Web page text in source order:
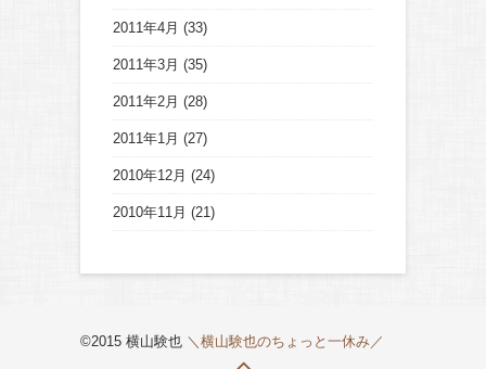
2011年4月 (33)
2011年3月 (35)
2011年2月 (28)
2011年1月 (27)
2010年12月 (24)
2010年11月 (21)
©2015 横山験也 ＼横山験也のちょっと一休み／